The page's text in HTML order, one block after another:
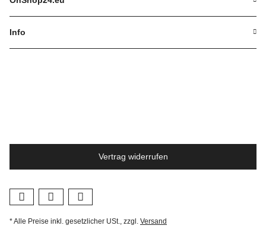
Info
Vertrag widerrufen
* Alle Preise inkl. gesetzlicher USt., zzgl. Versand